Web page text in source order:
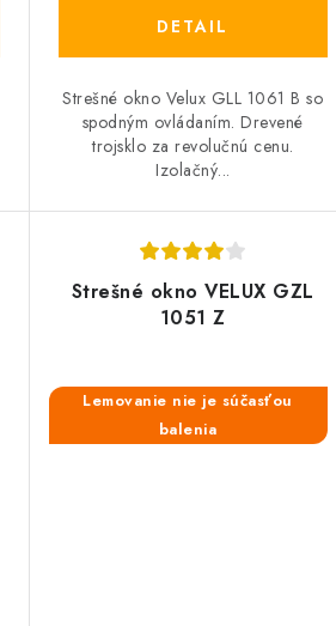
DETAIL
Strešné okno Velux GLL 1061 B so
spodným ovládaním. Drevené
trojsklo za revolučnú cenu.
Izolačný...
Strešné okno VELUX GZL
1051 Z
Lemovanie nie je súčasťou
balenia